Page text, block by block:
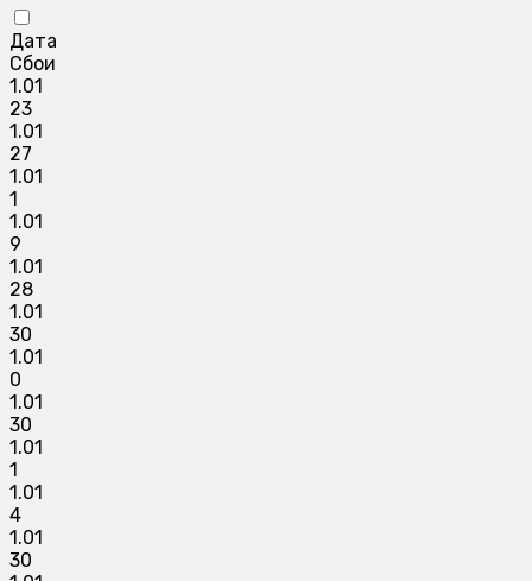
Дата
Сбои
1.01
23
1.01
27
1.01
1
1.01
9
1.01
28
1.01
30
1.01
0
1.01
30
1.01
1
1.01
4
1.01
30